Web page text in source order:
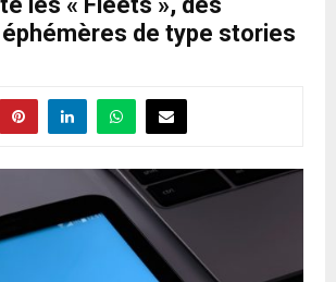
de type stories